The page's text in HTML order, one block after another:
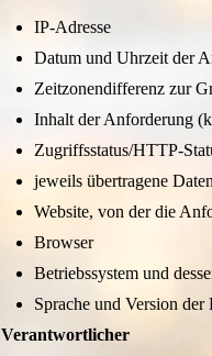
IP-Adresse
Datum und Uhrzeit der
Zeitzonendifferenz zur
Inhalt der Anforderung
Zugriffsstatus/HTTP-
jeweils übertragene
Website, von der die
Browser
Betriebssystem und
Sprache und Version
Verantwortlicher